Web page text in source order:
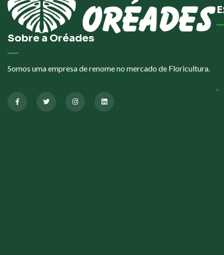
Sobre a Oréades
Somos uma empresa de renome no mercado de Floricultura.